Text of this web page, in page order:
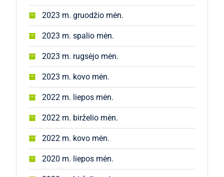
2023 m. gruodžio mėn.
2023 m. spalio mėn.
2023 m. rugsėjo mėn.
2023 m. kovo mėn.
2022 m. liepos mėn.
2022 m. birželio mėn.
2022 m. kovo mėn.
2020 m. liepos mėn.